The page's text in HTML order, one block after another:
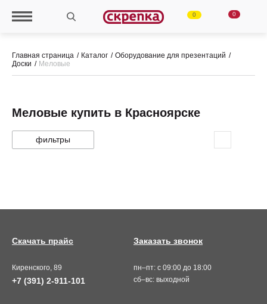
0 0
Главная страница Каталог
Оборудование для презентаций
Доски
Меловые
Меловые купить в Красноярске
фильтры
Киренского, 89
+7 (391) 2-911-101
пн–пт: с 09:00 до 18:00
сб–вс: выходной
Заказать звонок
Скачать прайс